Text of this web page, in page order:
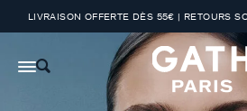
LIVRAISON OFFERTE DÈS 55€ | RETOURS